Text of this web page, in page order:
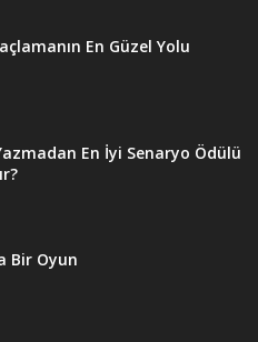
En Güzel Yolu
En İyi Senaryo Ödülü
Bir Oyun